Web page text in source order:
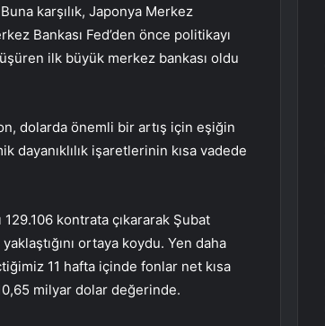
karşılık, Japonya Merkez
Bankası Fed’den önce politikayı
ilk büyük merkez bankası oldu
dolarda önemli bir artış için eşiğin
dayanıklılık işaretlerinin kısa vadede
kontrata çıkararak Şubat
ortaya koydu. Yen daha
11 hafta içinde fonlar net kısa
milyar dolar değerinde.